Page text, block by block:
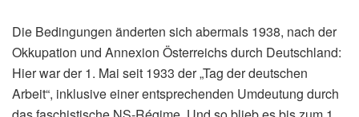
Die Bedingungen änderten sich abermals 1938, nach der
Okkupation und Annexion Österreichs durch Deutschland:
Hier war der 1. Mai seit 1933 der „Tag der deutschen
Arbeit“, inklusive einer entsprechenden Umdeutung durch